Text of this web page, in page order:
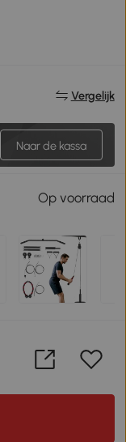
Vergelijk
Naar de kassa
Op voorraad